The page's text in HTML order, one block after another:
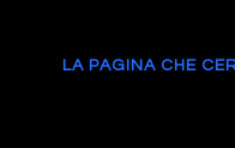
LA PAGINA CHE